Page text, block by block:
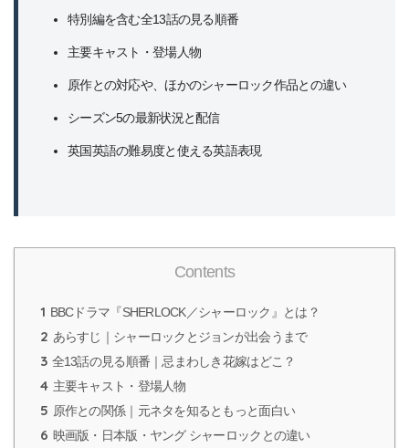
特別編を含む全13話の見る順番
主要キャスト・登場人物
原作との対応や、ほかのシャーロック作品との違い
シーズン5の最新状況と配信
英国英語の難易度と使える英語表現
Contents
1 BBCドラマ『SHERLOCK／シャーロック』とは？
2 あらすじ｜シャーロックとジョンが出会うまで
3 全13話の見る順番｜忌まわしき花嫁はどこ？
4 主要キャスト・登場人物
5 原作との関係｜元ネタを知るともっと面白い
6 映画版・日本版・ヤング シャーロックとの違い